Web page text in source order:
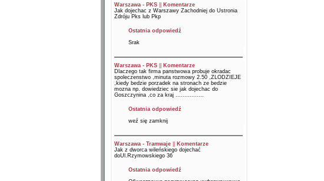
Warszawa - PKS||
Komentarze
Jak dojechac z Warszawy Zachodniej do Ustronia
Zdróju Pks lub Pkp
Ostatnia odpowiedź
Srak
Warszawa - PKS||
Komentarze
Dlaczego tak firma panstwowa probuje okradac
spoleczenstwo ,minuta rozmowy 2.50 ,ZLODZIEJE
,kiedy bedzie porzadek na stronach ze bedzie
mozna np. dowiedziec sie jak dojechac do
Goszczynina ,co za kraj ................
Ostatnia odpowiedź
weź się zamknij
Warszawa - Tramwaje||
Komentarze
Jak z dworca wileńskiego dojechać
doUl.Rzymowskiego 36
Ostatnia odpowiedź